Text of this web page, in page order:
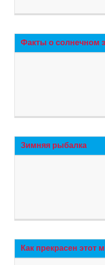
Факты о солнечном
Зимняя рыбалка
Как прекрасен этот